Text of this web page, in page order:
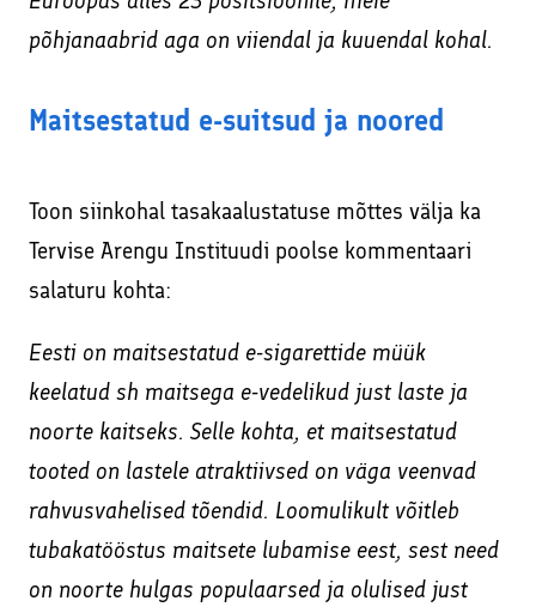
põhjanaabrid aga on viiendal ja kuuendal kohal.
Maitsestatud e-suitsud ja noored
Toon siinkohal tasakaalustatuse mõttes välja ka
Tervise Arengu Instituudi poolse kommentaari
salaturu kohta:
Eesti on maitsestatud e-sigarettide müük
keelatud sh maitsega e-vedelikud just laste ja
noorte kaitseks. Selle kohta, et maitsestatud
tooted on lastele atraktiivsed on väga veenvad
rahvusvahelised tõendid. Loomulikult võitleb
tubakatööstus maitsete lubamise eest, sest need
on noorte hulgas populaarsed ja olulised just